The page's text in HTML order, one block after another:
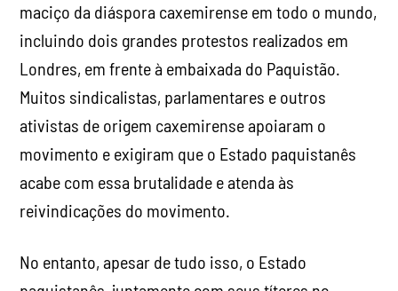
maciço da diáspora caxemirense em todo o mundo,
incluindo dois grandes protestos realizados em
Londres, em frente à embaixada do Paquistão.
Muitos sindicalistas, parlamentares e outros
ativistas de origem caxemirense apoiaram o
movimento e exigiram que o Estado paquistanês
acabe com essa brutalidade e atenda às
reivindicações do movimento.
No entanto, apesar de tudo isso, o Estado